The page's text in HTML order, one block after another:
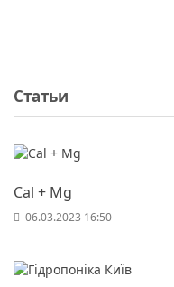
Статьи
Cal + Mg
06.03.2023 16:50